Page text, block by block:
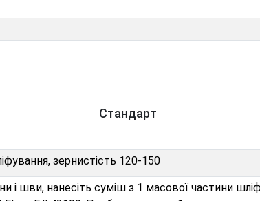
Стандарт
зернистість 120-150
і шви, нанесіть суміш з 1 масової частини